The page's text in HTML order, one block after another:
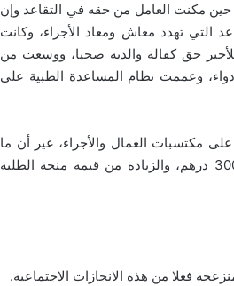
أدنى قدره 1000 درهم، ولم تكن موفقة حين مكنت العامل من حقه في التقاعد وإن
التي تهدد معاش ومعاد الأجراء، وكانت
حين ضمِنت للأجير حق كفالة والديه صحيا، ووسعت من
التغطية الصحية على المرض لتشمل طب الأسنان، وخفضت من أثمنة زهاء 1500 دواء، وعممت نظام المساعدة الطبية على
مكتسبات العمال والأجراء، غير أن ما
طفح به الكيل وضاعف من حنق النقابات رفع الحكومة الحد الأدنى للأجور إلى 3000 درهم، والزيادة من قيمة منحة الطلبة
فعلا من هذه الانجازات الاجتماعية.